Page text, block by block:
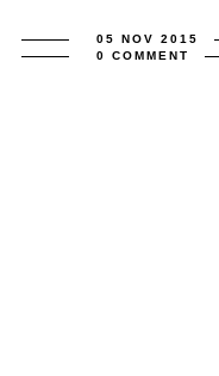
05 NOV 2015
0 COMMENT